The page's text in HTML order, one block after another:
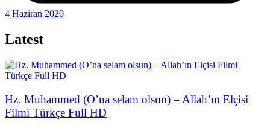
4 Haziran 2020
Latest
Hz. Muhammed (O’na selam olsun) – Allah’ın Elçisi
Filmi Türkçe Full HD